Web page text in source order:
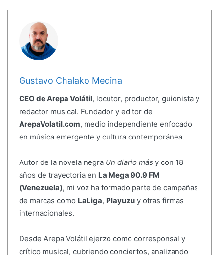
Gustavo Chalako Medina
CEO de Arepa Volátil, locutor, productor, guionista y
redactor musical. Fundador y editor de
ArepaVolatil.com, medio independiente enfocado
en música emergente y cultura contemporánea.
Autor de la novela negra Un diario más y con 18
años de trayectoria en La Mega 90.9 FM
(Venezuela), mi voz ha formado parte de campañas
de marcas como LaLiga, Playuzuy otras firmas
internacionales.
Desde Arepa Volátil ejerzo como corresponsal y
crítico musical, cubriendo conciertos, analizando